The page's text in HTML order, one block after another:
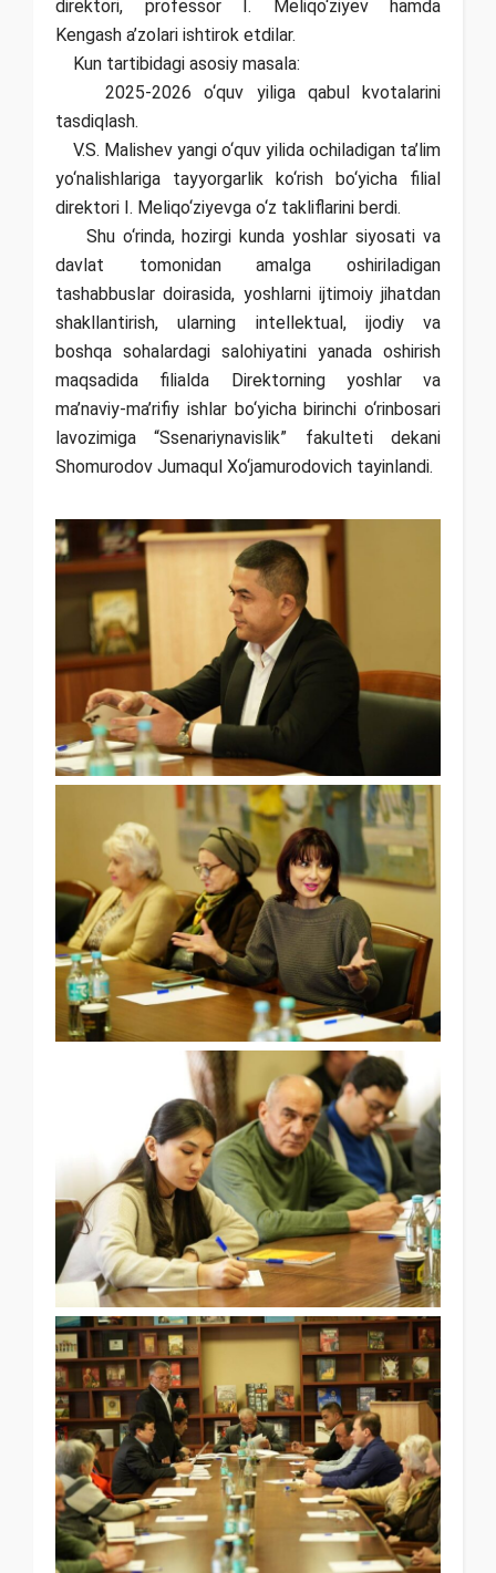
direktori, professor I. Meliqo‘ziyev hamda
Kengash a’zolari ishtirok etdilar.
Kun tartibidagi asosiy masala:
2025-2026 o‘quv yiliga qabul kvotalarini
tasdiqlash.
V.S. Malishev yangi o‘quv yilida ochiladigan ta’lim
yo‘nalishlariga tayyorgarlik ko‘rish bo‘yicha filial
direktori I. Meliqo‘ziyevga o‘z takliflarini berdi.
Shu o‘rinda, hozirgi kunda yoshlar siyosati va
davlat tomonidan amalga oshiriladigan
tashabbuslar doirasida, yoshlarni ijtimoiy jihatdan
shakllantirish, ularning intellektual, ijodiy va
boshqa sohalardagi salohiyatini yanada oshirish
maqsadida filialda Direktorning yoshlar va
ma’naviy-ma’rifiy ishlar bo‘yicha birinchi o‘rinbosari
lavozimiga “Ssenariynavislik” fakulteti dekani
Shomurodov Jumaqul Xo‘jamurodovich tayinlandi.